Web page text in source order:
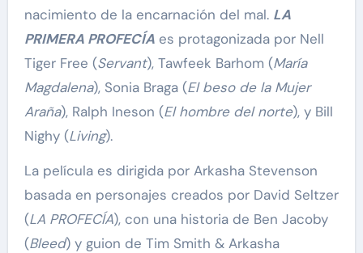
nacimiento de la encarnación del mal. LA
PRIMERA PROFECÍAes protagonizada por Nell
Tiger Free (Servant), Tawfeek Barhom (María
Magdalena), Sonia Braga (El beso de la Mujer
Araña), Ralph Ineson (El hombre del norte), y Bill
Nighy (Living).
La película es dirigida por Arkasha Stevenson
basada en personajes creados por David Seltzer
(LA PROFECÍA), con una historia de Ben Jacoby
(Bleed) y guion de Tim Smith & Arkasha